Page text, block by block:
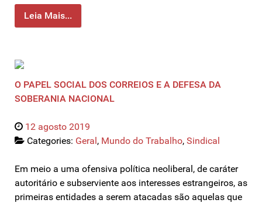
Leia Mais...
O PAPEL SOCIAL DOS CORREIOS E A DEFESA DA
SOBERANIA NACIONAL
12 agosto 2019
Categories: Geral, Mundo do Trabalho, Sindical
Em meio a uma ofensiva política neoliberal, de caráter
autoritário e subserviente aos interesses estrangeiros, as
primeiras entidades a serem atacadas são aquelas que